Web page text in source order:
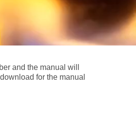
and the manual will
for the manual